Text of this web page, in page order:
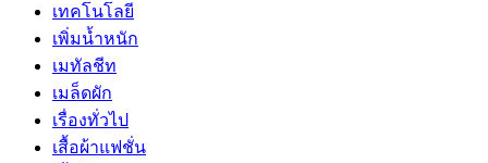
เทคโนโลยี
เพิ่มน้ำหนัก
เมทัลชีท
เมล็ดผัก
เรื่องทั่วไป
เสื้อผ้าแฟชั่น